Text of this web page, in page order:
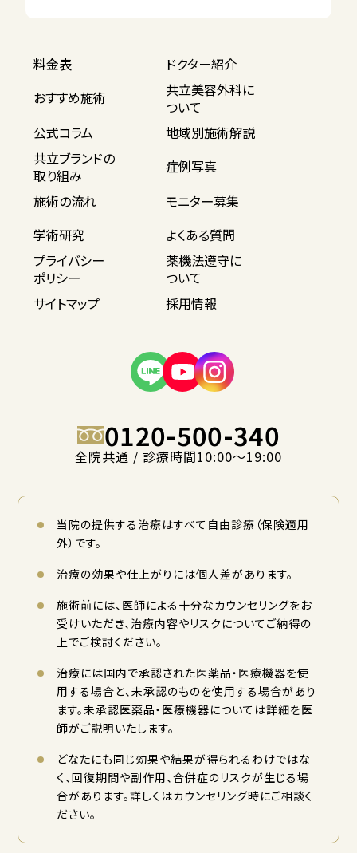
料金表
ドクター紹介
おすすめ施術
共立美容外科に
ついて
公式コラム
地域別施術解説
共立ブランドの
取り組み
症例写真
施術の流れ
モニター募集
学術研究
よくある質問
プライバシー
ポリシー
薬機法遵守に
ついて
サイトマップ
採用情報
0120-500-340
全院共通 / 診療時間10:00〜19:00
当院の提供する治療はすべて自由診療（保険適用
外）です。
治療の効果や仕上がりには個人差があります。
施術前には、医師による十分なカウンセリングをお
受けいただき、治療内容やリスクについてご納得の
上でご検討ください。
治療には国内で承認された医薬品・医療機器を使
用する場合と、未承認のものを使用する場合があり
ます。未承認医薬品・医療機器については詳細を医
師がご説明いたします。
どなたにも同じ効果や結果が得られるわけではな
く、回復期間や副作用、合併症のリスクが生じる場
合があります。詳しくはカウンセリング時にご相談く
ださい。